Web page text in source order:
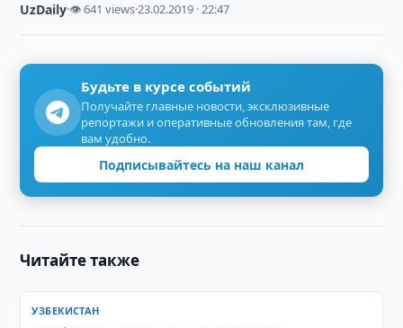
UzDaily·👁 641 views·23.02.2019 · 22:47
Будьте в курсе событий
Получайте главные новости, эксклюзивные
репортажи и оперативные обновления там, где
вам удобно.
Подписывайтесь на наш канал
Читайте также
УЗБЕКИСТАН